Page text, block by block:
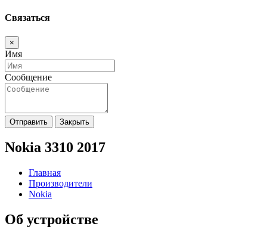
Связаться
×
Имя
Сообщение
Отправить Закрыть
Nokia 3310 2017
Главная
Производители
Nokia
Об устройстве